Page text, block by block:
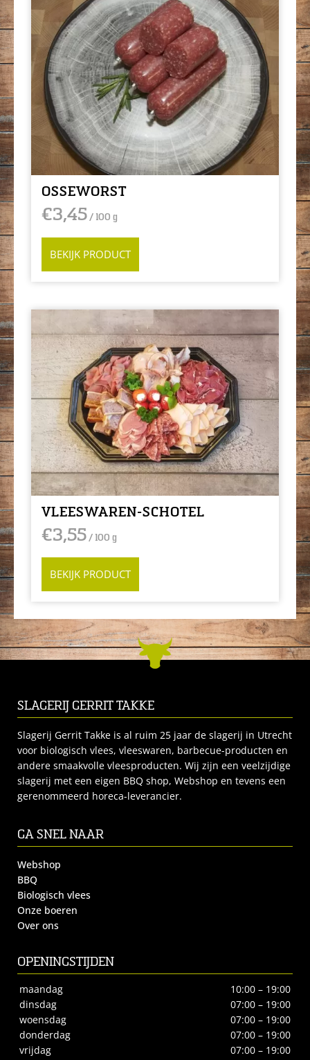
OSSEWORST
€3,45/ 100 g
BEKIJK PRODUCT
VLEESWAREN-SCHOTEL
€3,55/ 100 g
BEKIJK PRODUCT
SLAGERIJ GERRIT TAKKE
Slagerij Gerrit Takke is al ruim 25 jaar de slagerij in Utrecht
voor biologisch vlees, vleeswaren, barbecue-producten en
andere smaakvolle vleesproducten. Wij zijn een veelzijdige
slagerij met een eigen BBQ shop, Webshop en tevens een
gerenommeerd horeca-leverancier.
GA SNEL NAAR
Webshop
BBQ
Biologisch vlees
Onze boeren
Over ons
OPENINGSTIJDEN
maandag
10:00 – 19:00
dinsdag
07:00 – 19:00
woensdag
07:00 – 19:00
donderdag
07:00 – 19:00
vrijdag
07:00 – 19:00